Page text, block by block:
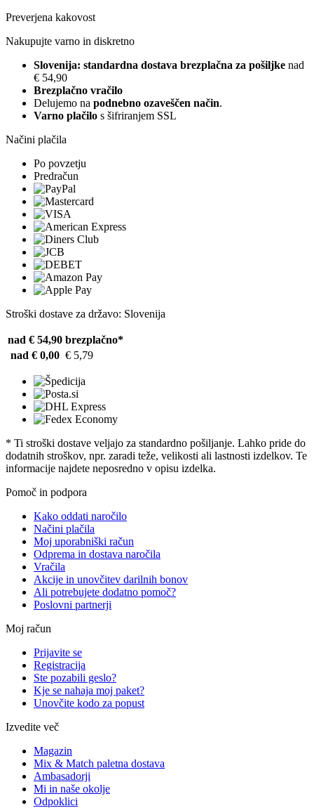
Preverjena kakovost
Nakupujte varno in diskretno
Slovenija: standardna dostava brezplačna za pošiljke nad
€ 54,90
Brezplačno vračilo
Delujemo na podnebno ozaveščen način.
Varno plačilo s šifriranjem SSL
Načini plačila
Po povzetju
Predračun
Stroški dostave za državo: Slovenija
nad € 54,90 brezplačno*
nad € 0,00 € 5,79
* Ti stroški dostave veljajo za standardno pošiljanje. Lahko pride do
dodatnih stroškov, npr. zaradi teže, velikosti ali lastnosti izdelkov. Te
informacije najdete neposredno v opisu izdelka.
Pomoč in podpora
Kako oddati naročilo
Načini plačila
Moj uporabniški račun
Odprema in dostava naročila
Vračila
Akcije in unovčitev darilnih bonov
Ali potrebujete dodatno pomoč?
Poslovni partnerji
Moj račun
Prijavite se
Registracija
Ste pozabili geslo?
Kje se nahaja moj paket?
Unovčite kodo za popust
Izvedite več
Magazin
Mix & Match paletna dostava
Ambasadorji
Mi in naše okolje
Odpoklici